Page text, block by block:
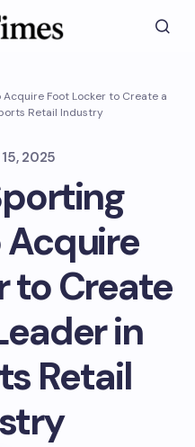
Acquire Foot Locker to Create a
Retail Industry
2025
Acquire
to Create
in
Retail